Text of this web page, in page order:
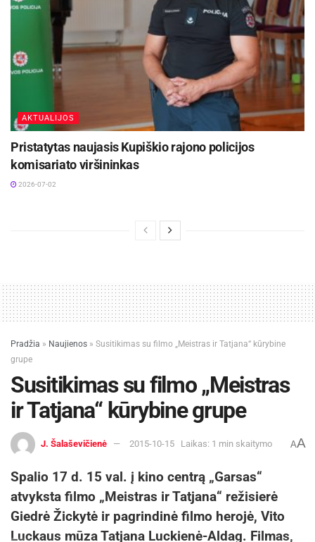
AKTUALIJOS
Pristatytas naujasis Kupiškio rajono policijos
komisariato viršininkas
2026-07-02
Pradžia » Naujienos » Susitikimas su filmo „Meistras ir Tatjana“ kūrybine
grupe
Susitikimas su filmo „Meistras
ir Tatjana“ kūrybine grupe
J. Šalaševičienė 2015-10-15 Laikas: 1 min skaitymo AA
Spalio 17 d. 15 val. į kino centrą „Garsas“
atvyksta filmo „Meistras ir Tatjana“ režisierė
Giedrė Žickytė ir pagrindinė filmo herojė, Vito
Luckaus mūza Tatjana Luckienė-Aldag. Filmas,